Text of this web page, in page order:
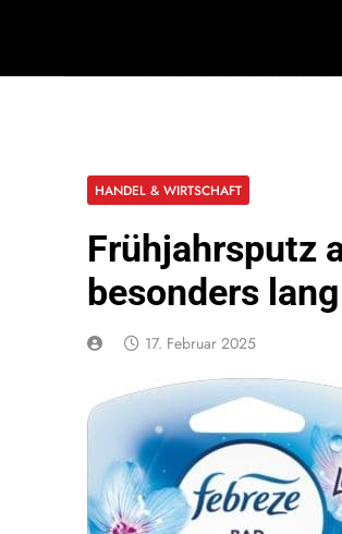
HANDEL & WIRTSCHAFT
Frühjahrsputz
besonders lang
17. Februar 2025